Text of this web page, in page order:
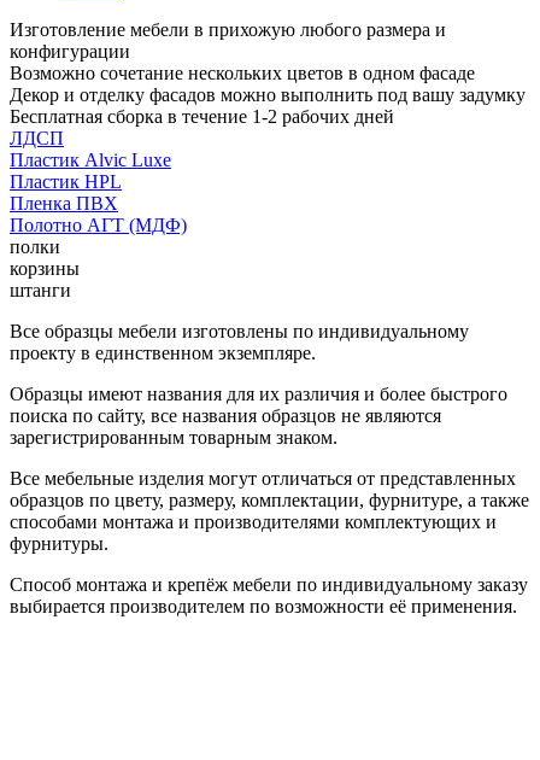
Изготовление мебели в прихожую любого размера и
конфигурации
Возможно сочетание нескольких цветов в одном фасаде
Декор и отделку фасадов можно выполнить под вашу задумку
Бесплатная сборка в течение 1-2 рабочих дней
ЛДСП
Пластик Alvic Luxe
Пластик HPL
Пленка ПВХ
Полотно АГТ (МДФ)
полки
корзины
штанги
Все образцы мебели изготовлены по индивидуальному
проекту в единственном экземпляре.
Образцы имеют названия для их различия и более быстрого
поиска по сайту, все названия образцов не являются
зарегистрированным товарным знаком.
Все мебельные изделия могут отличаться от представленных
образцов по цвету, размеру, комплектации, фурнитуре, а также
способами монтажа и производителями комплектующих и
фурнитуры.
Способ монтажа и крепёж мебели по индивидуальному заказу
выбирается производителем по возможности её применения.